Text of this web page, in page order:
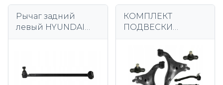
Рычаг задний
левый HYUNDAI
КОМПЛЕКТ
ПОДВЕСКИ